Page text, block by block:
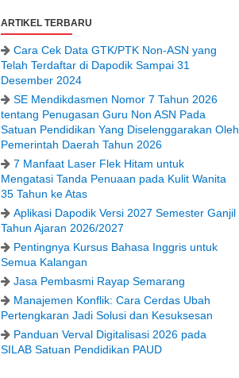
ARTIKEL TERBARU
Cara Cek Data GTK/PTK Non-ASN yang
Telah Terdaftar di Dapodik Sampai 31
Desember 2024
SE Mendikdasmen Nomor 7 Tahun 2026
tentang Penugasan Guru Non ASN Pada
Satuan Pendidikan Yang Diselenggarakan Oleh
Pemerintah Daerah Tahun 2026
7 Manfaat Laser Flek Hitam untuk
Mengatasi Tanda Penuaan pada Kulit Wanita
35 Tahun ke Atas
Aplikasi Dapodik Versi 2027 Semester Ganjil
Tahun Ajaran 2026/2027
Pentingnya Kursus Bahasa Inggris untuk
Semua Kalangan
Jasa Pembasmi Rayap Semarang
Manajemen Konflik: Cara Cerdas Ubah
Pertengkaran Jadi Solusi dan Kesuksesan
Panduan Verval Digitalisasi 2026 pada
SILAB Satuan Pendidikan PAUD